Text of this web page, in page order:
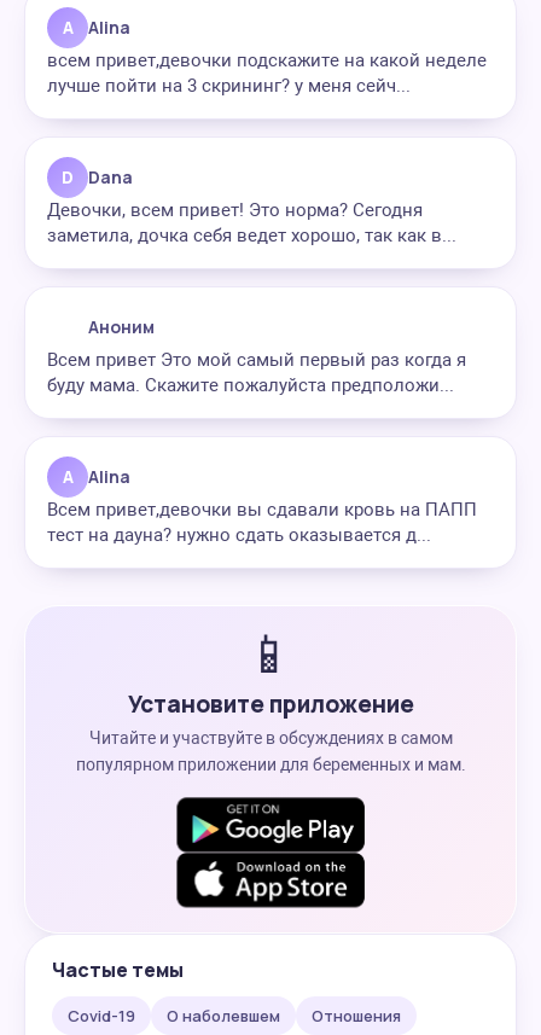
A Alina
всем привет,девочки подскажите на какой неделе
лучше пойти на 3 скрининг? у меня сейч...
D Dana
Девочки, всем привет! Это норма? Сегодня
заметила, дочка себя ведет хорошо, так как в...
Аноним
Всем привет Это мой самый первый раз когда я
буду мама. Скажите пожалуйста предположи...
A Alina
Всем привет,девочки вы сдавали кровь на ПАПП
тест на дауна? нужно сдать оказывается д...
📱
Установите приложение
Читайте и участвуйте в обсуждениях в самом
популярном приложении для беременных и мам.
Частые темы
Covid-19 О наболевшем Отношения